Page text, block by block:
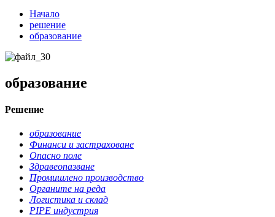
Начало
решение
образование
образование
Решение
образование
Финанси и застраховане
Опасно поле
Здравеопазване
Промишлено производство
Органите на реда
Логистика и склад
PIPE индустрия